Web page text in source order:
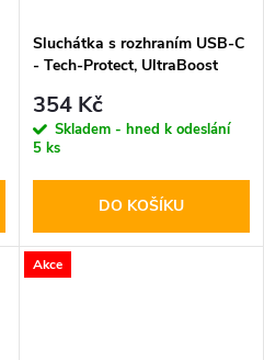
Sluchátka s rozhraním USB-C
- Tech-Protect, UltraBoost
354 Kč
Skladem - hned k odeslání
5 ks
DO KOŠÍKU
Akce